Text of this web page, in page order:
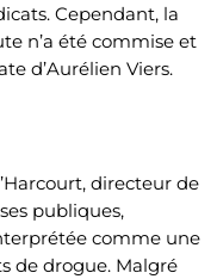
Cependant, la
n’a été commise et
d’Aurélien Viers.
directeur de
publiques,
comme une
de drogue. Malgré